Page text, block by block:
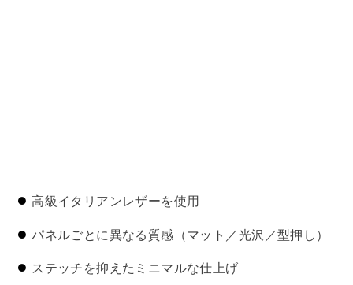
高級イタリアンレザーを使用
パネルごとに異なる質感（マット／光沢／型押し）
ステッチを抑えたミニマルな仕上げ